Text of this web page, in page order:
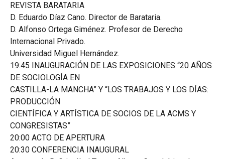
REVISTA BARATARIA
D. Eduardo Díaz Cano. Director de Barataria.
D. Alfonso Ortega Giménez. Profesor de Derecho
Internacional Privado.
Universidad Miguel Hernández.
19:45 INAUGURACIÓN DE LAS EXPOSICIONES “20 AÑOS
DE SOCIOLOGÍA EN
CASTILLA-LA MANCHA” Y “LOS TRABAJOS Y LOS DÍAS:
PRODUCCIÓN
CIENTÍFICA Y ARTÍSTICA DE SOCIOS DE LA ACMS Y
CONGRESISTAS”
20:00 ACTO DE APERTURA
20:30 CONFERENCIA INAUGURAL